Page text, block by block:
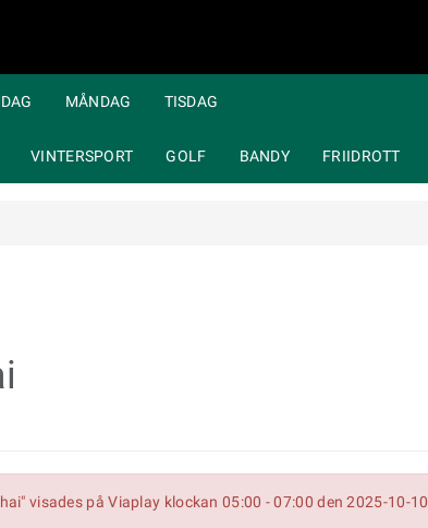
MÅNDAG TISDAG
VINTERSPORT GOLF BANDY FRIIDROTT
visades på Viaplay klockan 05:00 - 07:00 den 2025-10-10